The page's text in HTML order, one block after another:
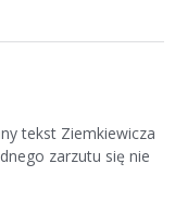
tekst Ziemkiewicza
zarzutu się nie